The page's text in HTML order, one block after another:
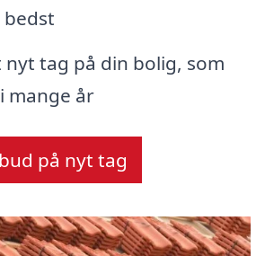
bedst
nyt tag på din bolig, som
mange år
på nyt tag